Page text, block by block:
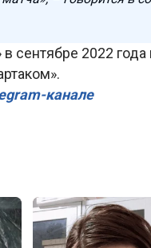
сентябре 2022 года
канале